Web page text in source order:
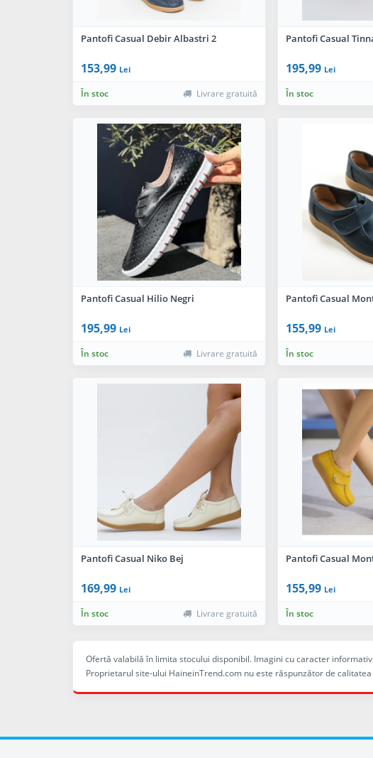
Pantofi Casual Debir Albastri 2
153,99 Lei
În stoc Livrare gratuită
Pantofi Casual
195,99 Lei
În stoc
Pantofi Casual Hilio Negri
195,99 Lei
În stoc Livrare gratuită
Pantofi Casual
155,99 Lei
În stoc
Pantofi Casual Niko Bej
169,99 Lei
În stoc Livrare gratuită
Pantofi Casual
155,99 Lei
În stoc
Ofertă valabilă în limita stocului disponibil. Imagini cu caracter
Proprietarul site-ului HaineinTrend.com nu este răspunzător de